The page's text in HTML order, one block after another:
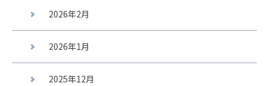
2026年2月
2026年1月
2025年12月